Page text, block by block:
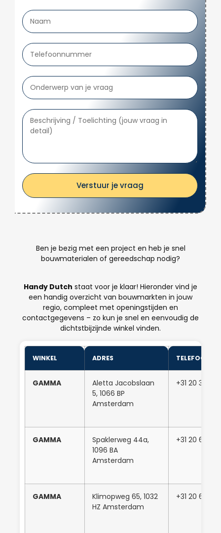
Verstuur je vraag
Ben je bezig met een project en heb je snel
bouwmaterialen of gereedschap nodig?
Handy Dutch staat voor je klaar! Hieronder vind je
een handig overzicht van bouwmarkten in jouw
regio, compleet met openingstijden en
contactgegevens – zo kun je snel en eenvoudig de
dichtstbijzijnde winkel vinden.
WINKEL ADRES
GAMMA
Aletta Jacobslaan
5, 1066 BP
Amsterdam
+31 20 346
GAMMA
Spaklerweg 44a,
1096 BA
Amsterdam
+31 20 668
GAMMA
Klimopweg 65, 1032
HZ Amsterdam
+31 20 637